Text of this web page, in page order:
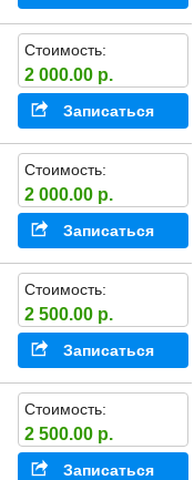
Стоимость:
2 000.00 р.
Записаться
Стоимость:
2 000.00 р.
Записаться
Стоимость:
2 500.00 р.
Записаться
Стоимость:
2 500.00 р.
Записаться